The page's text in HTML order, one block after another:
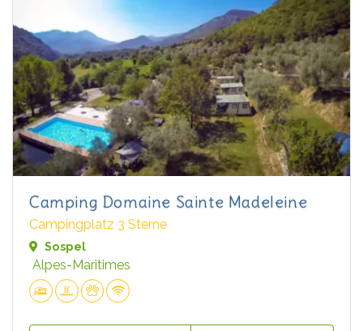
Camping Domaine Sainte Madeleine
Campingplatz 3 Sterne
Sospel
Alpes-Maritimes